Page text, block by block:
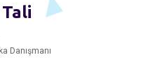
Danışmanı